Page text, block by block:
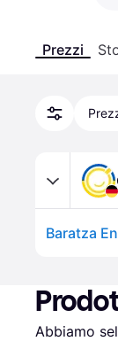
Prezzi
Abbiamo